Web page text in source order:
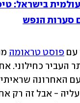
בישראל:
סערות הנפש
עם פוסט טראומה